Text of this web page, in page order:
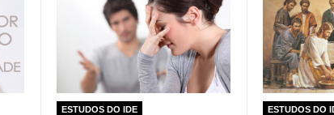
ESTUDOS DO IDE
ESTUDOS DO